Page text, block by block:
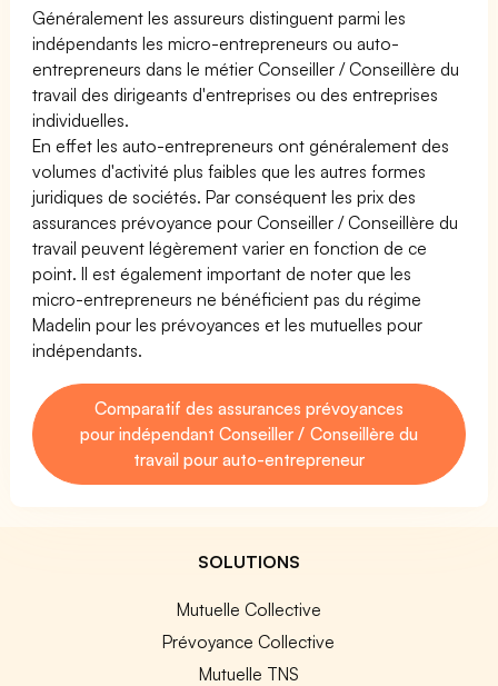
Généralement les assureurs distinguent parmi les
indépendants les micro-entrepreneurs ou auto-
entrepreneurs dans le métier Conseiller / Conseillère du
travail des dirigeants d'entreprises ou des entreprises
individuelles.
En effet les auto-entrepreneurs ont généralement des
volumes d'activité plus faibles que les autres formes
juridiques de sociétés. Par conséquent les prix des
assurances prévoyance pour Conseiller / Conseillère du
travail peuvent légèrement varier en fonction de ce
point. Il est également important de noter que les
micro-entrepreneurs ne bénéficient pas du régime
Madelin pour les prévoyances et les mutuelles pour
indépendants.
Comparatif des assurances prévoyances
pour indépendant Conseiller / Conseillère du
travail pour auto-entrepreneur
SOLUTIONS
Mutuelle Collective
Prévoyance Collective
Mutuelle TNS